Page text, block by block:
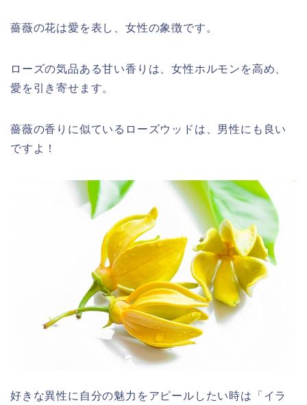
薔薇の花は愛を表し、女性の象徴です。
ローズの気品ある甘い香りは、女性ホルモンを高め、
愛を引き寄せます。
薔薇の香りに似ているローズウッドは、男性にも良い
ですよ！
好きな異性に自分の魅力をアピールしたい時は「イラ